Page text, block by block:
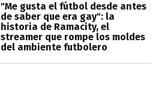
"Me gusta el fútbol desde antes
de saber que era gay": la
historia de Ramacity, el
streamer que rompe los moldes
del ambiente futbolero